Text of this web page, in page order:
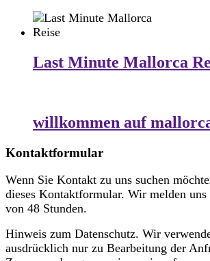
Last Minute Mallorca
willkommen auf
Kontaktformular
Wenn Sie Kontakt zu uns suchen
dieses Kontaktformular. Wir melden
von 48 Stunden.
Hinweis zum Datenschutz. Wir
ausdrücklich nur zu Bearbeitung der